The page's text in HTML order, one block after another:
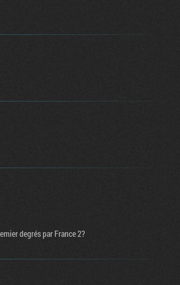
degrés par France 2?